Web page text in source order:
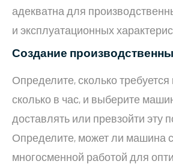
адекватна для
и эксплуатационных
Создание
Определите, сколько требуется
сколько в час, и выберите
доставлять или превзойти эту
Определите, может ли машина
многосменной работой для